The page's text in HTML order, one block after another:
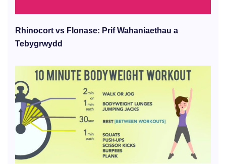
Rhinocort vs Flonase: Prif Wahaniaethau a
Tebygrwydd